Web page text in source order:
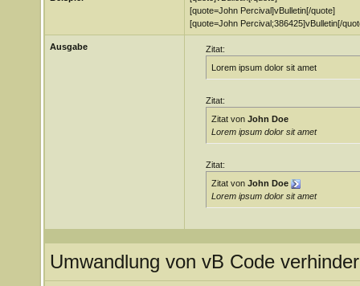
[quote=John Percival]vBulletin[/quote]
[quote=John Percival;386425]vBulletin[/
Ausgabe
Zitat:
Lorem ipsum dolor sit amet
Zitat:
Zitat von John Doe
Lorem ipsum dolor sit amet
Zitat:
Zitat von John Doe
Lorem ipsum dolor sit amet
Umwandlung von vB Code